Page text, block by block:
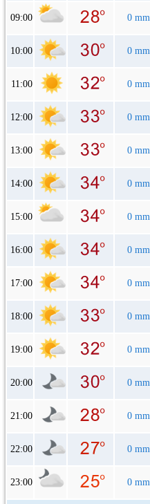
09:00 0 mm
10:00 0 mm
11:00 0 mm
12:00 0 mm
13:00 0 mm
14:00 0 mm
15:00 0 mm
16:00 0 mm
17:00 0 mm
18:00 0 mm
19:00 0 mm
20:00 0 mm
21:00 0 mm
22:00 0 mm
23:00 0 mm